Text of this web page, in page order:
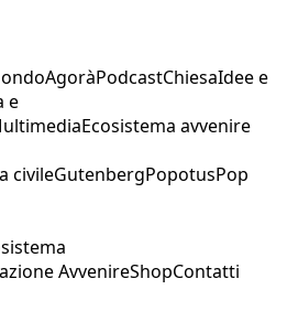
AgoràPodcastChiesaIdee e
e
Ecosistema avvenire
civileGutenbergPopotusPop
AvvenireShopContatti